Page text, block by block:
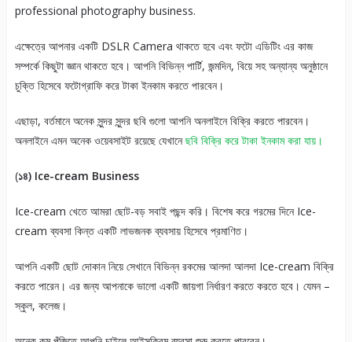
professional photography business.
এক্ষেত্রে আপনার একটি DSLR Camera থাকতে হবে এবং ফটো এডিটিং এর কাজ
সম্পর্কে কিছুটা জ্ঞান থাকতে হবে। আপনি বিভিন্ন পার্টি, জন্মদিন, বিয়ে সহ অন্যান্য অনুষ্ঠানে
চুক্তি হিসেবে ফটোগ্রাফি করে টাকা ইনকাম করতে পারবেন।
এছাড়া, বর্তমানে অনেক সুন্দর সুন্দর ছবি গুলো আপনি অনলাইনে বিক্রি করতে পারবেন।
অনলাইনে এমন অনেক ওয়েবসাইট রয়েছে যেখানেছবি বিক্রি করে টাকা ইনকাম করা যায়।
(১৪) Ice-cream Business
Ice-cream খেতে আমরা ছোট-বড় সবাই পছন্দ করি। বিশেষ করে গরমের দিনে Ice-
cream ব্যবসা কিন্ত একটি লাভজনক ব্যবসায় হিসেবে প্রমাণিত।
আপনি একটি ছোট দোকান নিয়ে সেখানে বিভিন্ন রকমের আলদা আলদা Ice-cream বিক্রি
করতে পারেন। এর জন্য আপনাকে ভালো একটি জায়গা নির্ধারণ করতে করতে হবে। যেমন –
স্কুল, কলেজ।